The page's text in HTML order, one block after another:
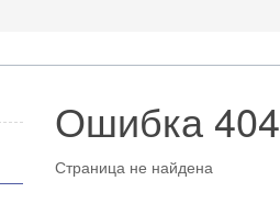
Ошибка 404
Страница не найдена